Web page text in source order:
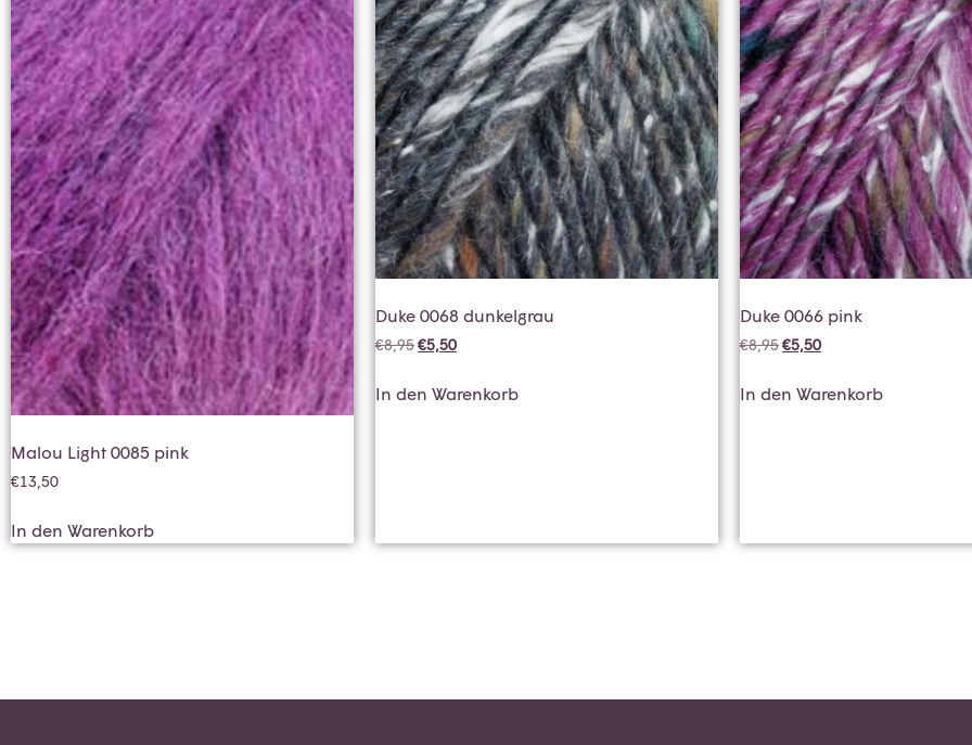
Malou Light 0085 pink
€13,50
In den Warenkorb
Duke 0068 dunkelgrau
€8,95€5,50
In den Warenkorb
Duke 0066 pink
€8,95€5,50
In den Warenkorb